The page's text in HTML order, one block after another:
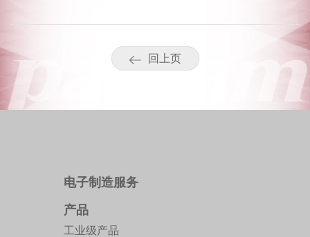
回上页
电子制造服务
产品
工业级产品